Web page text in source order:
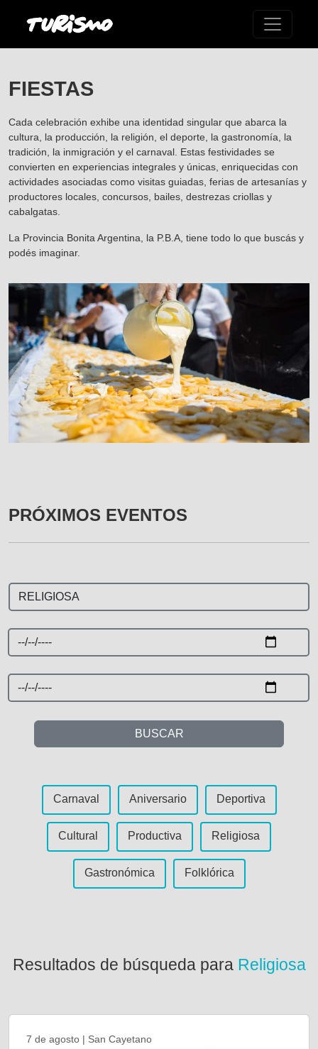
FIESTAS
Cada celebración exhibe una identidad singular que abarca la
cultura, la producción, la religión, el deporte, la gastronomía, la
tradición, la inmigración y el carnaval. Estas festividades se
convierten en experiencias integrales y únicas, enriquecidas con
actividades asociadas como visitas guiadas, ferias de artesanías y
productores locales, concursos, bailes, destrezas criollas y
cabalgatas.
La Provincia Bonita Argentina, la P.B.A, tiene todo lo que buscás y
podés imaginar.
PRÓXIMOS EVENTOS
BUSCAR
Carnaval Aniversario Deportiva
Cultural Productiva Religiosa
Gastronómica Folklórica
Resultados de búsqueda para Religiosa
7 de agosto | San Cayetano